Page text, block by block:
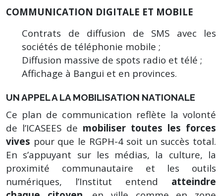
COMMUNICATION DIGITALE ET MOBILE
Contrats de diffusion de SMS avec les
sociétés de téléphonie mobile ;
Diffusion massive de spots radio et télé ;
Affichage à Bangui et en provinces.
UN APPEL A LA MOBILISATION NATIONALE
Ce plan de communication reflète la volonté
de l’ICASEES de mobiliser toutes les forces
vives pour que le RGPH-4 soit un succès total.
En s’appuyant sur les médias, la culture, la
proximité communautaire et les outils
numériques, l’Institut entend atteindre